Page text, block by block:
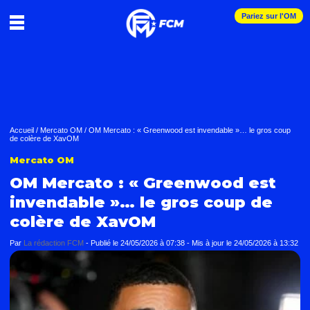
Pariez sur l'OM
Accueil / Mercato OM / OM Mercato : « Greenwood est invendable »… le gros coup
de colère de XavOM
Mercato OM
OM Mercato : « Greenwood est
invendable »… le gros coup de
colère de XavOM
Par La rédaction FCM - Publié le 24/05/2026 à 07:38 - Mis à jour le 24/05/2026 à 13:32